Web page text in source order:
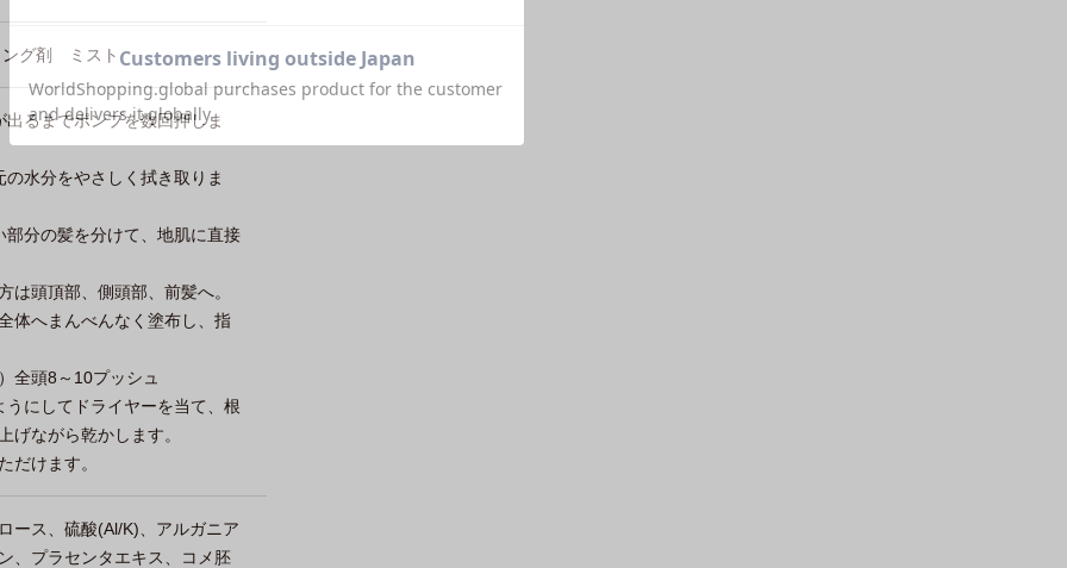
ング剤 ミスト
るまでポンプを数回押しま
水分をやさしく拭き取りま
分の髪を分けて、地肌に直接
は頭頂部、側頭部、前髪へ。
体へまんべんなく塗布し、指
全頭8～10プッシュ
にしてドライヤーを当て、根
げながら乾かします。
だけます。
ース、硫酸(Al/K)、アルガニア
、プラセンタエキス、コメ胚